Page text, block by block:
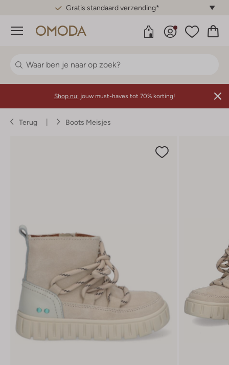
Gratis standaard verzending*
Menu
Shop nu: jouw must-haves tot 70% korting!
Terug Boots Meisjes